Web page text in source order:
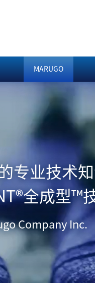
MARUGO
专业技术知
®全成型™
Company Inc.